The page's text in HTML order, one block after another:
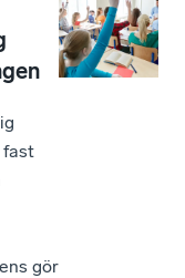
fast
gör